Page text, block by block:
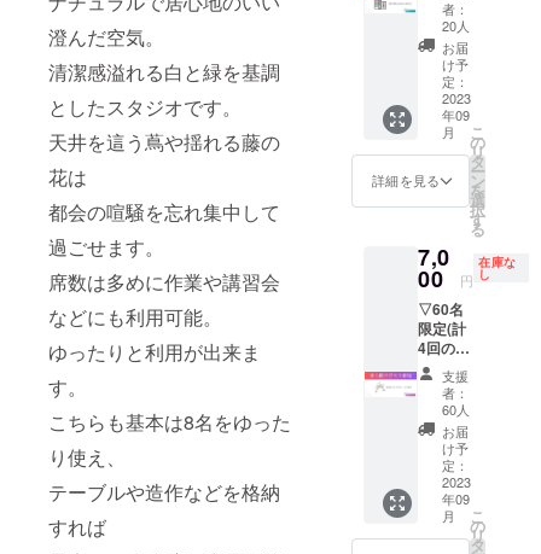
澄んだ空気。
清潔感溢れる白と緑を基調
としたスタジオです。
天井を這う蔦や揺れる藤の
花は
都会の喧騒を忘れ集中して
過ごせます。
席数は多めに作業や講習会
などにも利用可能。
ゆったりと利用が出来ま
す。
こちらも基本は8名をゆった
り使え、
テーブルや造作などを格納
すれば
画像は
3DCG
で作成
した見
本で
す。 図
柄等は
作成過
更する
可能性
※ペース
メー
カー着
用の方
は使用
をお控
えくだ
さい。
カード
等磁気
に弱い
ものを
近づけ
ないで
くださ
用問わ
ずご利
用いた
だけま
す。 利
用に関
しての
詳細は
別途
わせが
必要と
なりま
す。
2024年
6月末ま
で有
効。
日(9
時ー23
時)1棟
丸々利
用でき
る券で
す。
パー
ティー
やイベ
ントな
問わ
ず。 カ
フェメ
ニュー
の提供
は別途
費用が
かかり
ます。
スタッ
フ1名分
の稼働
費を含
みま
す。 利
用に関
者：
20人
お届
け予
定：
2023
年09
月
詳細を見る
こ
の
リ
タ
ー
ン
を
選
択
す
る
7,0
00 円
在庫な
し
▽60名
限定(計
4回の中
から1回
お選び
くださ
い) ビル
1棟を使
用した
多人数
型の
マー
ダーミ
支援
者：
60人
お届
け予
定：
2023
年09
月
こ
の
リ
タ